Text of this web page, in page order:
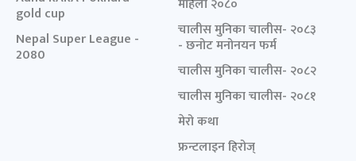
gold cup
Nepal Super League -
2080
महिला २०८०
चालीस मुनिका चालीस- २०८३
- छनोट मनोनयन फर्म
चालीस मुनिका चालीस- २०८२
चालीस मुनिका चालीस- २०८१
मेरो कथा
फ्रन्टलाइन हिरोज्